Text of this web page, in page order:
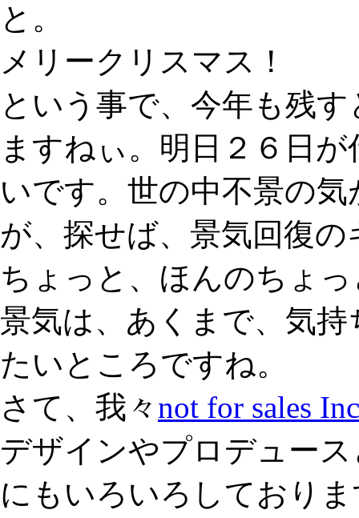
と。
メリークリスマス！
という事で、今年も残
ますねぃ。明日２６日
いです。世の中不景の
が、探せば、景気回復
ちょっと、ほんのちょ
景気は、あくまで、気
たいところですね。
さて、我々not for sales
デザインやプロデュー
にもいろいろしており